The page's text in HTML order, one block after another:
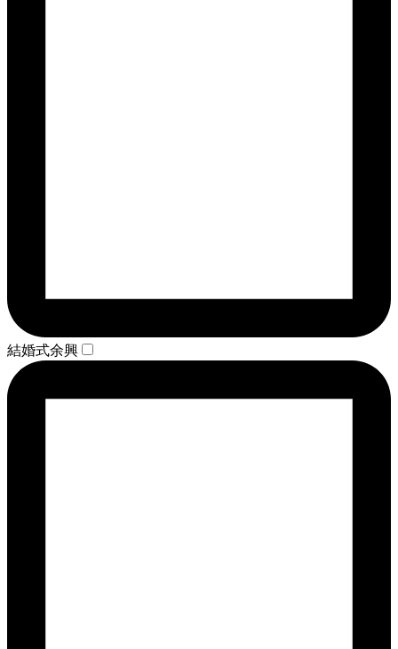
結婚式余興